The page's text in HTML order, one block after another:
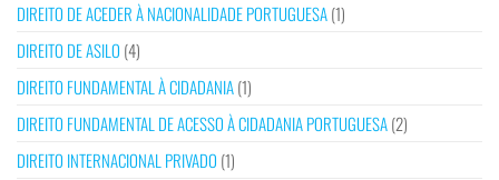
DIREITO DE ACEDER À NACIONALIDADE PORTUGUESA(1)
DIREITO DE ASILO (4)
DIREITO FUNDAMENTAL À CIDADANIA(1)
DIREITO FUNDAMENTAL DE ACESSO À CIDADANIA PORTUGUESA(2)
DIREITO INTERNACIONAL PRIVADO (1)